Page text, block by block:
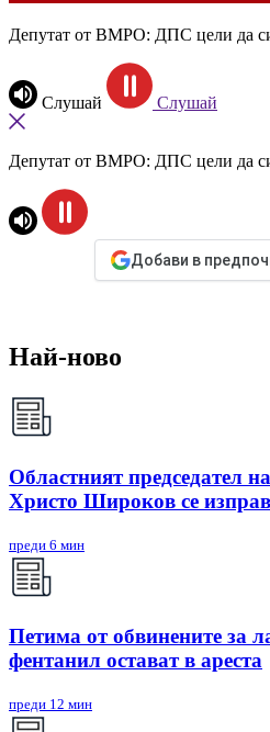
Депутат от ВМРО: ДПС цели да
Слушай Слушай
Депутат от ВМРО: ДПС цели да
Добави в
Най-ново
Областният председател
Христо Широков се
преди 6 мин
Петима от обвинените за
фентанил остават в ареста
преди 12 мин